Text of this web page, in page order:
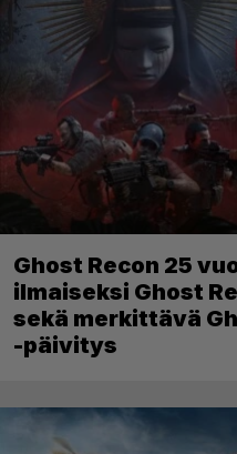
Ghost Recon 25
ilmaiseksi Ghost
sekä merkittävä
-päivitys